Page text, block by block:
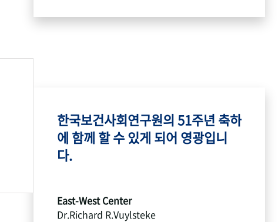
한국보건사회연구원의 51주년 축하
에 함께 할 수 있게 되어 영광입니
다.
East-West Center
Dr.Richard R.Vuylsteke